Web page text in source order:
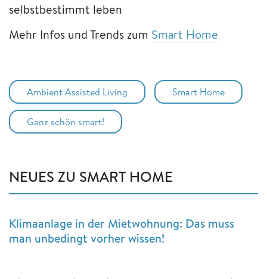
selbstbestimmt leben
Mehr Infos und Trends zum Smart Home
Ambient Assisted Living Smart Home
Ganz schön smart!
NEUES ZU SMART HOME
Klimaanlage in der Mietwohnung: Das muss
man unbedingt vorher wissen!